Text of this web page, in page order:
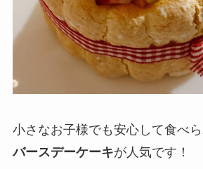
小さなお子様でも安心して食べ
バースデーケーキが人気です！